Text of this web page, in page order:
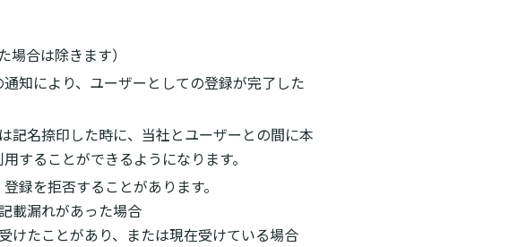
合は除きます）
知により、ユーザーとしての登録が完了した
記名捺印した時に、当社とユーザーとの間に本
することができるようになります。
録を拒否することがあります。
載漏れがあった場合
けたことがあり、または現在受けている場合